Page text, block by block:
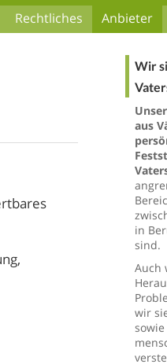
Rechtliches Anbieter
Wir
aus
in
sind.
Auch
wir